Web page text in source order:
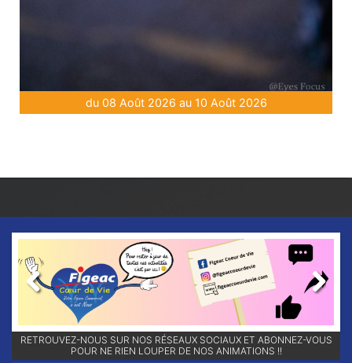
du 08 Août 2026 au 10 Août 2026
RETROUVEZ-NOUS SUR NOS RÉSEAUX SOCIAUX ET ABONNEZ-VOUS
POUR NE RIEN LOUPER DE NOS ANIMATIONS !!